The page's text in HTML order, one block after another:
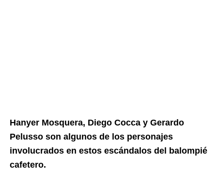
Hanyer Mosquera, Diego Cocca y Gerardo
Pelusso son algunos de los personajes
involucrados en estos escándalos del balompié
cafetero.